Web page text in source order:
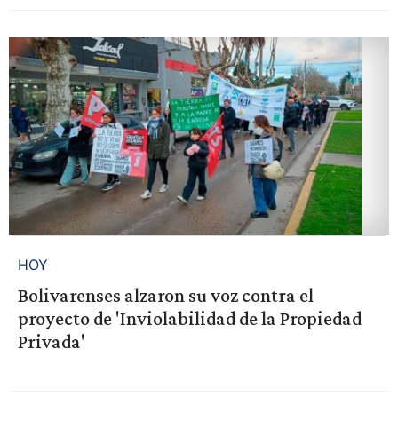
HOY
Bolivarenses alzaron su voz contra el
proyecto de 'Inviolabilidad de la Propiedad
Privada'